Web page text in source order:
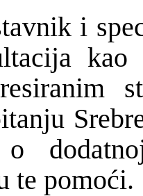
i
o
te pomoći.